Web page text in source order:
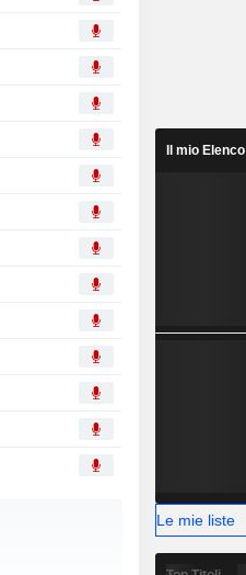
Il mio Elenco
Le mie liste